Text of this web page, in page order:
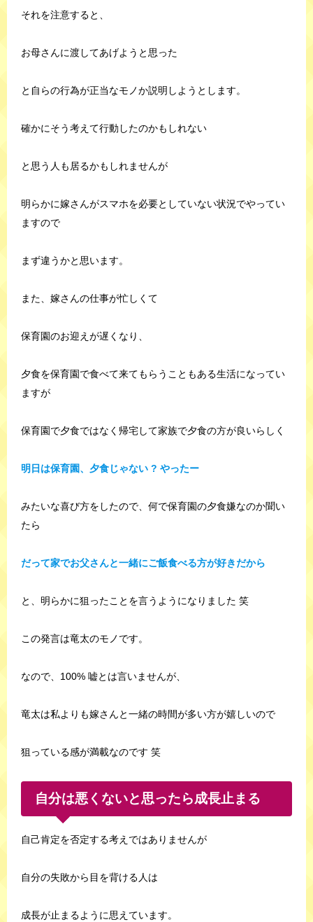
それを注意すると、
お母さんに渡してあげようと思った
と自らの行為が正当なモノか説明しようとします。
確かにそう考えて行動したのかもしれない
と思う人も居るかもしれませんが
明らかに嫁さんがスマホを必要としていない状況でやってい
ますので
まず違うかと思います。
また、嫁さんの仕事が忙しくて
保育園のお迎えが遅くなり、
夕食を保育園で食べて来てもらうこともある生活になってい
ますが
保育園で夕食ではなく帰宅して家族で夕食の方が良いらしく
明日は保育園、夕食じゃない ? やったー
みたいな喜び方をしたので、何で保育園の夕食嫌なのか聞い
たら
だって家でお父さんと一緒にご飯食べる方が好きだから
と、明らかに狙ったことを言うようになりました 笑
この発言は竜太のモノです。
なので、100% 嘘とは言いませんが、
竜太は私よりも嫁さんと一緒の時間が多い方が嬉しいので
狙っている感が満載なのです 笑
自分は悪くないと思ったら成長止まる
自己肯定を否定する考えではありませんが
自分の失敗から目を背ける人は
成長が止まるように思えています。